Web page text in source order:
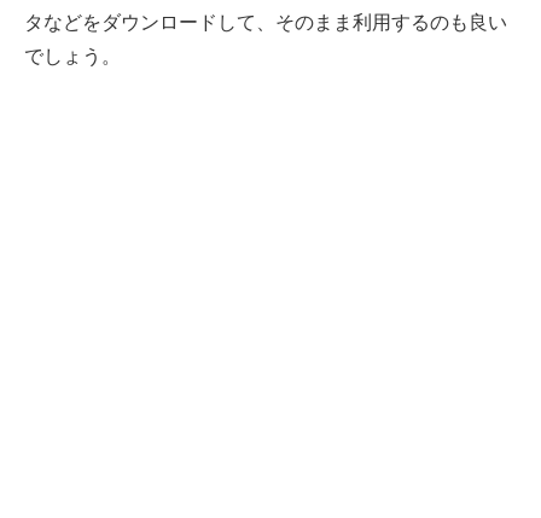
タなどをダウンロードして、そのまま利用するのも良い
でしょう。